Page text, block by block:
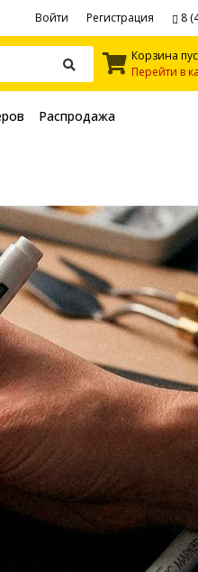
Войти Регистрация 8
Корзина
Перейти в
Распродажа